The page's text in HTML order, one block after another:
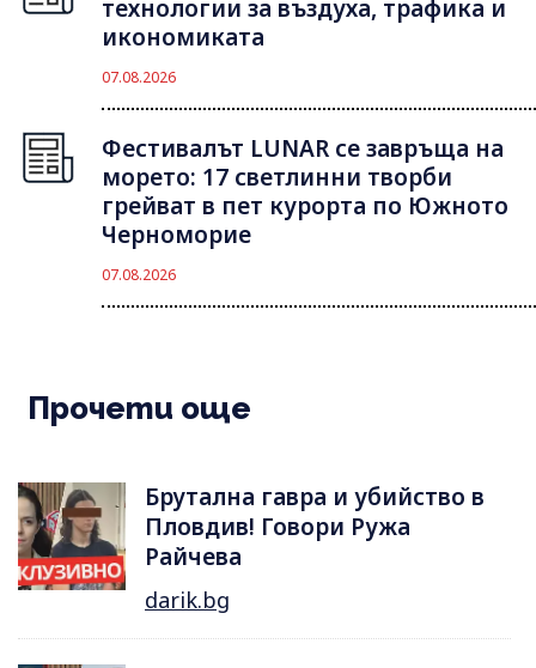
технологии за въздуха, трафика и
икономиката
07.08.2026
Фестивалът LUNAR се завръща на
морето: 17 светлинни творби
грейват в пет курорта по Южното
Черноморие
07.08.2026
Прочети още
Брутална гавра и убийство в
Пловдив! Говори Ружа
Райчева
darik.bg